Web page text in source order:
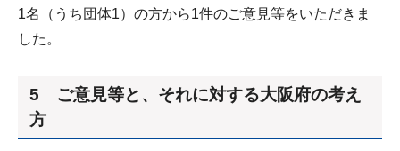
1名（うち団体1）の方から1件のご意見等をいただきま
した。
5 ご意見等と、それに対する大阪府の考え
方